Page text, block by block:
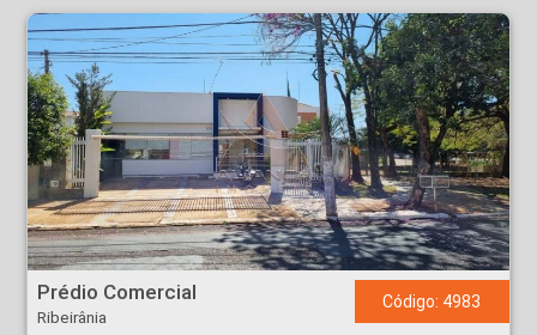
Prédio Comercial - Ribeirânia - Ribeirão Preto
Prédio Comercial
Ribeirânia
Código: 4983